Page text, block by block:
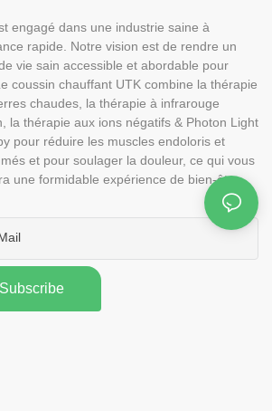
engagé dans une industrie saine à
rapide. Notre vision est de rendre un
vie sain accessible et abordable pour
coussin chauffant UTK combine la thérapie
chaudes, la thérapie à infrarouge
la thérapie aux ions négatifs & Photon Light
pour réduire les muscles endoloris et
et pour soulager la douleur, ce qui vous
une formidable expérience de bien-être.
Subscribe